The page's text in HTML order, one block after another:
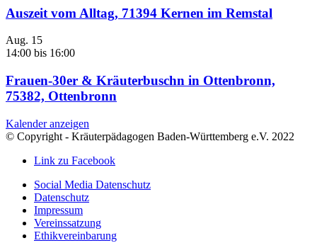
Auszeit vom Alltag, 71394 Kernen im Remstal
Aug. 15
14:00 bis 16:00
Frauen-30er & Kräuterbuschn in Ottenbronn,
75382, Ottenbronn
Kalender anzeigen
© Copyright - Kräuterpädagogen Baden-Württemberg e.V. 2022
Link zu Facebook
Social Media Datenschutz
Datenschutz
Impressum
Vereinssatzung
Ethikvereinbarung